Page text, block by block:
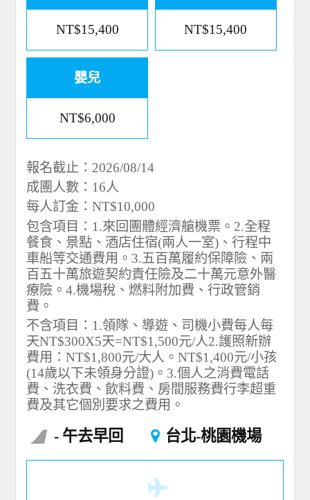
NT$15,400 NT$15,400
嬰兒
NT$6,000
報名截止：2026/08/14
成團人數：16人
每人訂金：NT$10,000
包含項目：1.來回團體經濟艙機票。2.全程
餐食、景點、酒店住宿(兩人一室)、行程中
車船等交通費用。3.五百萬履約保障險、兩
百五十萬旅遊契約責任險及二十萬元意外醫
療險。4.機場稅、燃料附加費、行政管銷
費。
不含項目：1.領隊、導遊、司機小費每人每
天NT$300X5天=NT$1,500元/人2.護照新辦
費用：NT$1,800元/大人。NT$1,400元/小孩
(14歲以下未領身分證)。3.個人之消費電話
費、洗衣費、飲料費、房間服務費行李超重
費及其它個別要求之費用。
午去早回 台北-桃園機場